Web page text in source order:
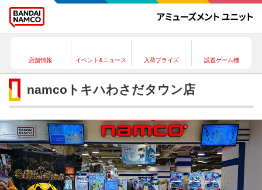
店舗情報 イベント&ニュース 入荷プライズ 設置ゲーム機
namcoトキハわさだタウン店